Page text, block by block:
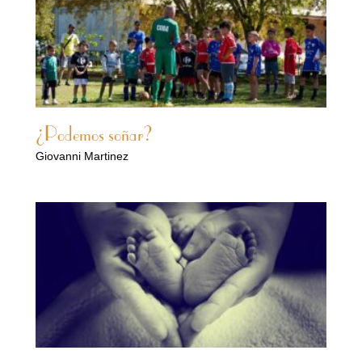
¿Podemos soñar?
Giovanni Martinez